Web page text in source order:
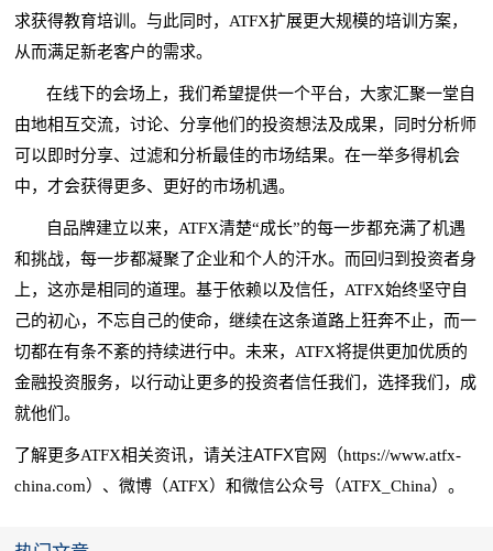
求获得教育培训。与此同时，ATFX扩展更大规模的培训方案，
从而满足新老客户的需求。
在线下的会场上，我们希望提供一个平台，大家汇聚一堂自
由地相互交流，讨论、分享他们的投资想法及成果，同时分析师
可以即时分享、过滤和分析最佳的市场结果。在一举多得机会
中，才会获得更多、更好的市场机遇。
自品牌建立以来，ATFX清楚“成长”的每一步都充满了机遇
和挑战，每一步都凝聚了企业和个人的汗水。而回归到投资者身
上，这亦是相同的道理。基于依赖以及信任，ATFX始终坚守自
己的初心，不忘自己的使命，继续在这条道路上狂奔不止，而一
切都在有条不紊的持续进行中。未来，ATFX将提供更加优质的
金融投资服务，以行动让更多的投资者信任我们，选择我们，成
就他们。
了解更多ATFX相关资讯，请关注ATFX官网
（https://www.atfx-
china.com）、微博（ATFX）和微信公众号（ATFX_China）。